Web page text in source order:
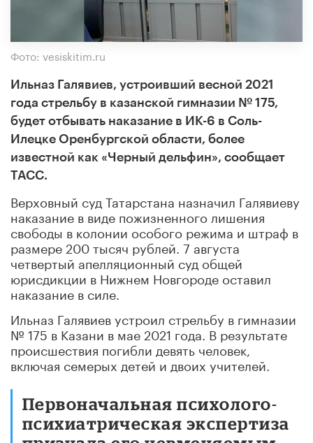
Фото: vesiskitim.ru
Ильназ Галявиев, устроивший весной 2021
года стрельбу в казанской гимназии № 175,
будет отбывать наказание в ИК-6 в Соль-
Илецке Оренбургской области, более
известной как «Черный дельфин», сообщает
ТАСС.
Верховный суд Татарстана назначил Галявиеву
наказание в виде пожизненного лишения
свободы в колонии особого режима и штраф в
размере 200 тысяч рублей. 7 августа
четвертый апелляционный суд общей
юрисдикции в Нижнем Новгороде оставил
наказание в силе.
Ильназ Галявиев устроил стрельбу в гимназии
№ 175 в Казани в мае 2021 года. В результате
происшествия погибли девять человек,
включая семерых детей и двоих учителей.
Первоначальная психолого-
психиатрическая экспертиза